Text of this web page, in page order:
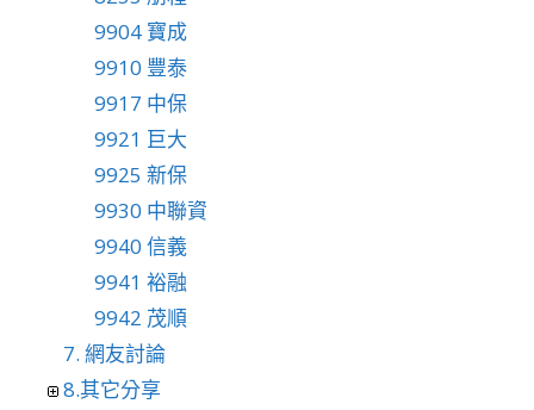
9904 寶成
9910 豐泰
9917 中保
9921 巨大
9925 新保
9930 中聯資
9940 信義
9941 裕融
9942 茂順
7. 網友討論
8.其它分享